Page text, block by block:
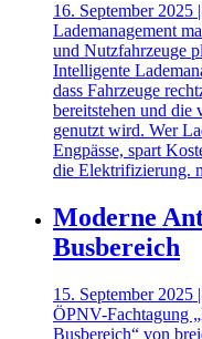
16. September
Lademanagement
und Nutzfahrzeuge
Intelligente
dass Fahrzeuge
bereitstehen und die
genutzt wird. Wer
Engpässe, spart
die Elektrifizierung.
Moderne
Busbereich
15. September
ÖPNV-Fachtagung
Busbereich“ von